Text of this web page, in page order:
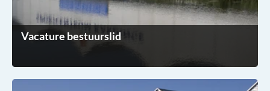
Vacature bestuurslid